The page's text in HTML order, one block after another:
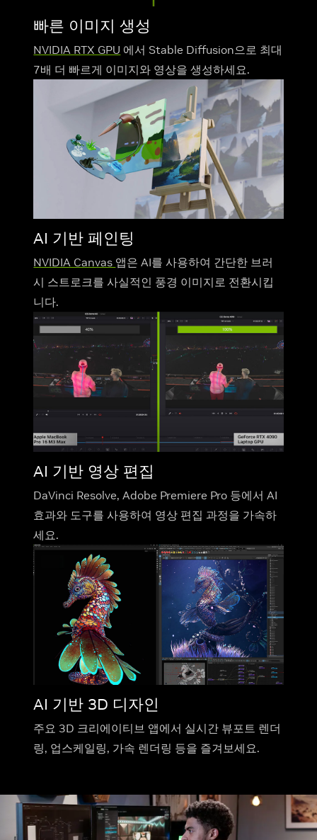
빠른 이미지 생성
NVIDIA RTX GPU 에서 Stable Diffusion으로 최대
7배 더 빠르게 이미지와 영상을 생성하세요.
AI 기반 페인팅
NVIDIA Canvas 앱은 AI를 사용하여 간단한 브러
시 스트로크를 사실적인 풍경 이미지로 전환시킵
니다.
AI 기반 영상 편집
DaVinci Resolve, Adobe Premiere Pro 등에서 AI
효과와 도구를 사용하여 영상 편집 과정을 가속하
세요.
AI 기반 3D 디자인
주요 3D 크리에이티브 앱에서 실시간 뷰포트 렌더
링, 업스케일링, 가속 렌더링 등을 즐겨보세요.